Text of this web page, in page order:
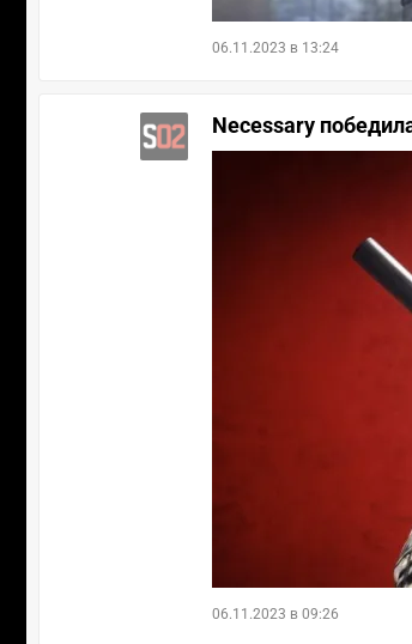
06.11.2023 в 13:24
Necessary
06.11.2023 в 09:26